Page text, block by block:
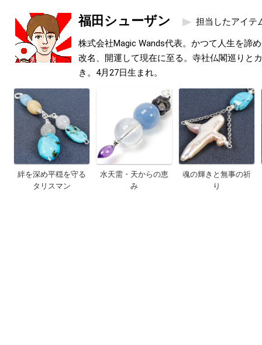
福田シューザン 担当したアイテ
株式会社Magic Wands代表。かつて人生を諦
改名、開運して現在に至る。寺社仏閣巡りと
き。4月27日生まれ。
絆を深め平穏を守る
タリスマン
水天需・天からの恵
み
魂の輝きと無事の祈
り